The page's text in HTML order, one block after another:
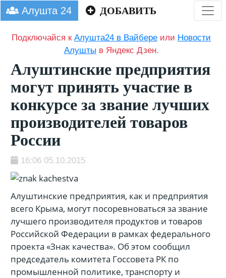
Алушта 24 ДОБАВИТЬ
Подключайся кАлушта24 в Вайбере или Новости
Алушты в Яндекс Дзен.
Алуштинские предприятия
могут принять участие в
конкурсе за звание лучших
производителей товаров
России
16:06 05.10.2015
Алуштинские предприятия, как и предприятия
всего Крыма, могут посоревноваться за звание
лучшего производителя продуктов и товаров
Российской Федерации в рамках федерального
проекта «Знак качества». Об этом сообщил
председатель комитета Госсовета РК по
промышленной политике, транспорту и